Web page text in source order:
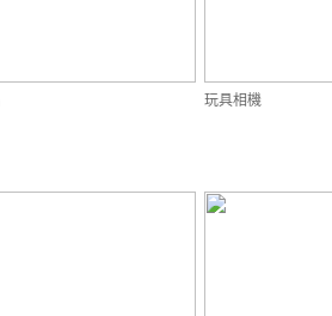
玩具相機